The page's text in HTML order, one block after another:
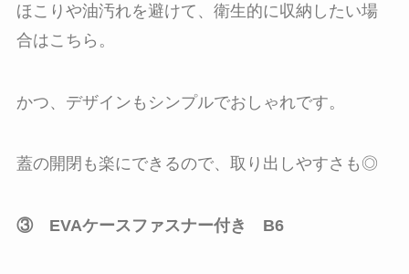
ほこりや油汚れを避けて、衛生的に収納したい場
合はこちら。
かつ、デザインもシンプルでおしゃれです。
蓋の開閉も楽にできるので、取り出しやすさも◎
③ EVAケースファスナー付き B6